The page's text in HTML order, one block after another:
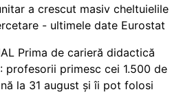
a crescut masiv cheltuielile
- ultimele date Eurostat
Prima de carieră didactică
profesorii primesc cei 1.500 de
la 31 august și îi pot folosi